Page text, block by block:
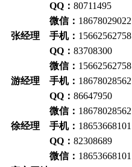
QQ： 80711495
微信： 18678029022
张经理 手机： 15662562758
QQ： 83708300
微信： 15662562758
游经理 手机： 18678028562
QQ： 86647950
微信： 18678028562
徐经理 手机： 18653668101
QQ： 82308689
微信： 18653668101